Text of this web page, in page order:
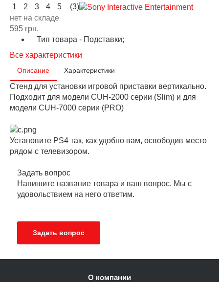
1 2 3 4 5
(3)
нет на складе
595 грн.
Тип товара - Подставки;
Все характеристики
Описание Характеристики
Стенд для установки игровой приставки вертикально.
Подходит для модели CUH-2000 серии (Slim) и для
модели CUH-7000 серии (PRO)
Установите PS4 так, как удобно вам, освободив место
рядом с телевизором.
Задать вопрос
Напишите название товара и ваш вопрос. Мы с
удовольствием на него ответим.
Задать вопрос
О компании